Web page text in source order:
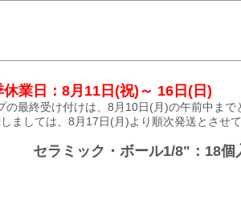
休業日：8月11日(祝)～ 16日(日)
最終受け付けは、8月10日(月)の午前中まで
ましては、8月17日(月)より順次発送とさせて
セラミック・ボール1/8"：18個